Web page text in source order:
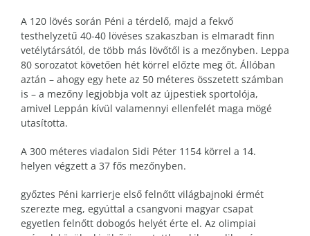
A 120 lövés során Péni a térdelő, majd a fekvő
testhelyzetű 40-40 lövéses szakaszban is elmaradt finn
vetélytársától, de több más lövőtől is a mezőnyben. Leppa
80 sorozatot követően hét körrel előzte meg őt. Állóban
aztán – ahogy egy hete az 50 méteres összetett számban
is – a mezőny legjobbja volt az újpestiek sportolója,
amivel Leppán kívül valamennyi ellenfelét maga mögé
utasította.
A 300 méteres viadalon Sidi Péter 1154 körrel a 14.
helyen végzett a 37 fős mezőnyben.
győztes Péni karrierje első felnőtt világbajnoki érmét
szerezte meg, egyúttal a csangvoni magyar csapat
egyetlen felnőtt dobogós helyét érte el. Az olimpiai